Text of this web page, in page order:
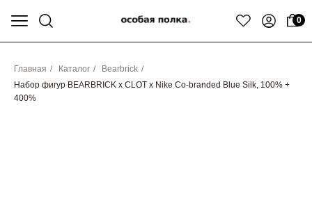
0
Главная / Каталог / Bearbrick /
Набор фигур BEARBRICK x CLOT x Nike Co-branded Blue Silk, 100% +
400%